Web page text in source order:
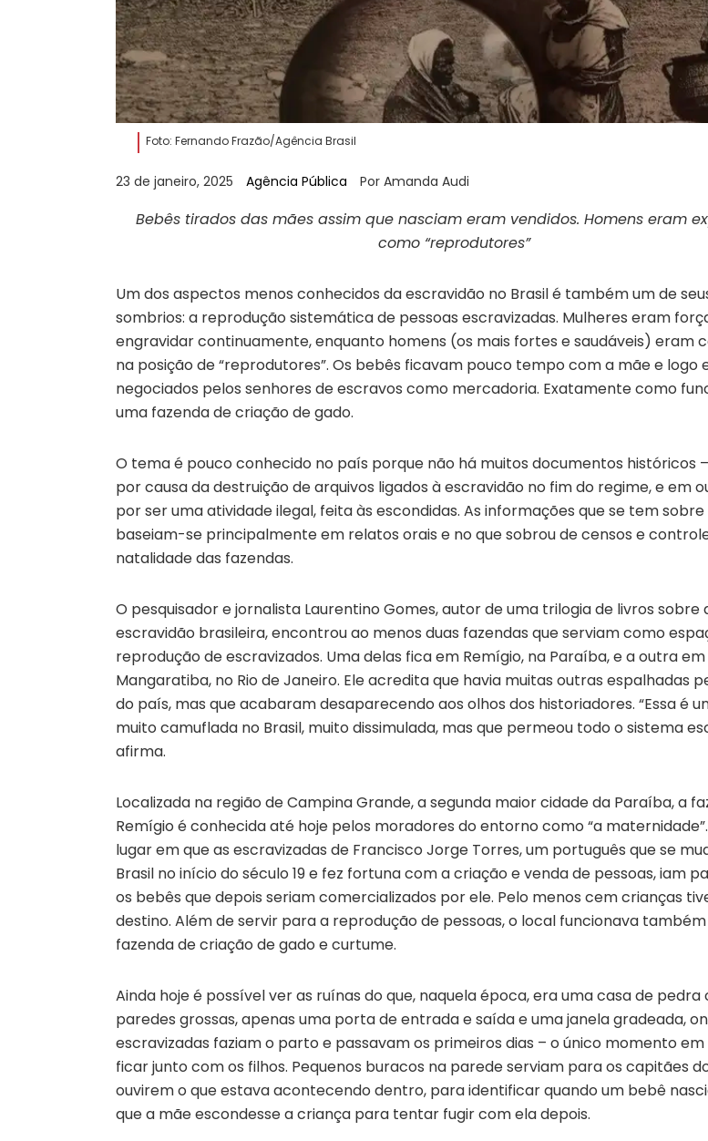
Foto: Fernando Frazão/Agência Brasil
23 de janeiro, 2025 Agência Pública Por Amanda Audi
Bebês tirados das mães assim que nasciam eram vendidos. Homens eram
como “reprodutores”
Um dos aspectos menos conhecidos da escravidão no Brasil é também um de
sombrios: a reprodução sistemática de pessoas escravizadas. Mulheres eram
engravidar continuamente, enquanto homens (os mais fortes e saudáveis) eram
na posição de “reprodutores”. Os bebês ficavam pouco tempo com a mãe e logo
negociados pelos senhores de escravos como mercadoria. Exatamente como
uma fazenda de criação de gado.
O tema é pouco conhecido no país porque não há muitos documentos históricos
por causa da destruição de arquivos ligados à escravidão no fim do regime, e em
por ser uma atividade ilegal, feita às escondidas. As informações que se tem sobre
baseiam-se principalmente em relatos orais e no que sobrou de censos e
natalidade das fazendas.
O pesquisador e jornalista Laurentino Gomes, autor de uma trilogia de livros sobre
escravidão brasileira, encontrou ao menos duas fazendas que serviam como
reprodução de escravizados. Uma delas fica em Remígio, na Paraíba, e a outra em
Mangaratiba, no Rio de Janeiro. Ele acredita que havia muitas outras espalhadas
do país, mas que acabaram desaparecendo aos olhos dos historiadores. “Essa é
muito camuflada no Brasil, muito dissimulada, mas que permeou todo o sistema
afirma.
Localizada na região de Campina Grande, a segunda maior cidade da Paraíba, a
Remígio é conhecida até hoje pelos moradores do entorno como “a
lugar em que as escravizadas de Francisco Jorge Torres, um português que se
Brasil no início do século 19 e fez fortuna com a criação e venda de pessoas, iam
os bebês que depois seriam comercializados por ele. Pelo menos cem crianças
destino. Além de servir para a reprodução de pessoas, o local funcionava
fazenda de criação de gado e curtume.
Ainda hoje é possível ver as ruínas do que, naquela época, era uma casa de pedra
paredes grossas, apenas uma porta de entrada e saída e uma janela gradeada,
escravizadas faziam o parto e passavam os primeiros dias – o único momento
ficar junto com os filhos. Pequenos buracos na parede serviam para os capitães
ouvirem o que estava acontecendo dentro, para identificar quando um bebê
que a mãe escondesse a criança para tentar fugir com ela depois.